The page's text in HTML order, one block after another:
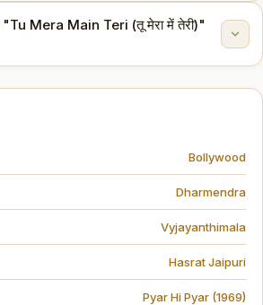
by Hasrat Jaipuri.
Mera Main Teri (तू मेरा में तेरी)"
full lyrics of "Tu Mera Main Teri (तू मेरा
Bollywood
Dharmendra
Vyjayanthimala
Hasrat Jaipuri
Pyar Hi Pyar (1969)